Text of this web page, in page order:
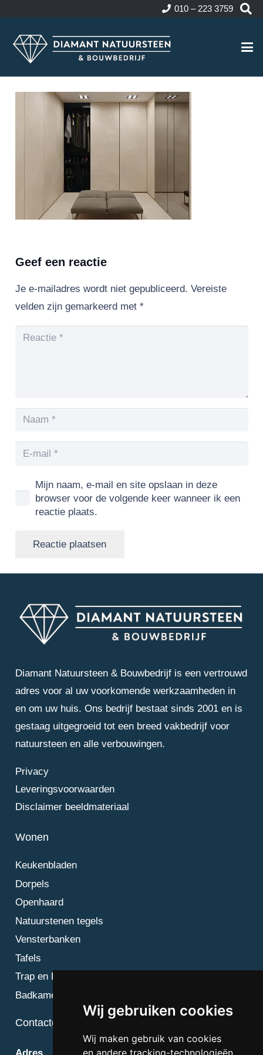
Wij gebruiken cookies
Wij maken gebruik van cookies
en andere tracking-technologieën
010 – 223 3759
Geef een reactie
Je e-mailadres wordt niet gepubliceerd. Vereiste
velden zijn gemarkeerd met *
Mijn naam, e-mail en site opslaan in deze
browser voor de volgende keer wanneer ik een
reactie plaats.
Reactie plaatsen
Diamant Natuursteen & Bouwbedrijf is een vertrouwd
adres voor al uw voorkomende werkzaamheden in
en om uw huis. Ons bedrijf bestaat sinds 2001 en is
gestaag uitgegroeid tot een breed vakbedrijf voor
natuursteen en alle verbouwingen.
Privacy
Leveringsvoorwaarden
Disclaimer beeldmateriaal
Wonen
Keukenbladen
Dorpels
Openhaard
Natuurstenen tegels
Vensterbanken
Tafels
Trap en Bordes
Badkamer
Contactgegevens
Adres